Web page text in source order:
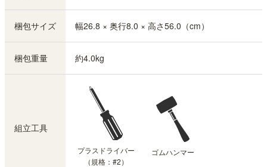
梱包サイズ 幅26.8 × 奥行8.0 × 高さ56.0（cm）
梱包重量 約4.0kg
組立工具
プラスドライバー
（規格：#2）
ゴムハンマー